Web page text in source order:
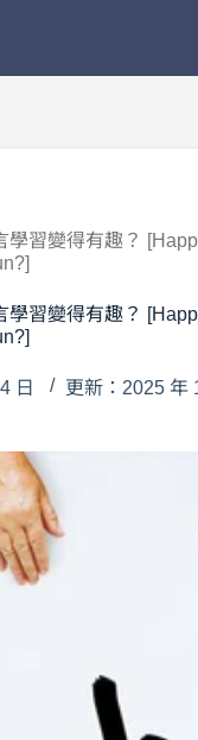
學習變得有趣？
學習變得有趣？
日 更新：2025 年